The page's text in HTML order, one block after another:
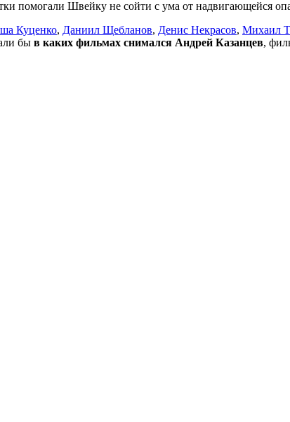
помогали Швейку не сойти с ума от надвигающейся
Куценко, Даниил Щебланов, Денис Некрасов, Михаил
бы в каких фильмах снимался Андрей Казанцев,